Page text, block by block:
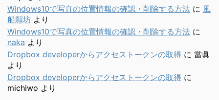
Windows10で写真の位置情報の確認・削除する方法 に 風
船願坊 より
Windows10で写真の位置情報の確認・削除する方法 に
naka より
Dropbox developerからアクセストークンの取得 に 當眞
より
Dropbox developerからアクセストークンの取得 に
michiwo より